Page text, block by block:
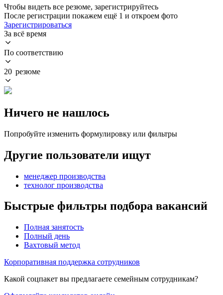
Чтобы видеть все резюме, зарегистрируйтесь
После регистрации покажем ещё 1 и откроем фото
Зарегистрироваться
За всё время
По соответствию
20 резюме
Ничего не нашлось
Попробуйте изменить формулировку или фильтры
Другие пользователи ищут
менеджер производства
технолог производства
Быстрые фильтры подбора вакансий
Полная занятость
Полный день
Вахтовый метод
Корпоративная поддержка сотрудников
Какой соцпакет вы предлагаете семейным сотрудникам?